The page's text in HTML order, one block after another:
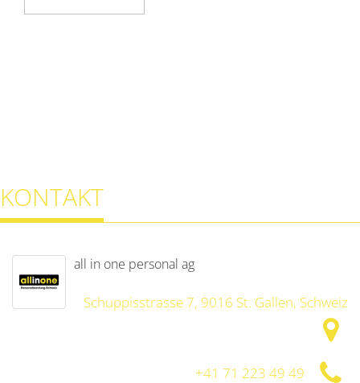
KONTAKT
all in one personal ag
Schuppisstrasse 7, 9016 St. Gallen, Schweiz
+41 71 223 49 49